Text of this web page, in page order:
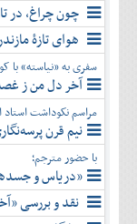
چون چراغ، در
هوای تازۀ
سفری به «نیاسته» با
آخر دل من ز
مراسم نکوداشت
نیم قرن
با حضور مترجم؛
«دریاس و
نقد و بررسی